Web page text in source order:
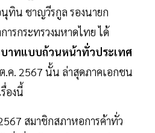
ทิน ชาญวีรกูล รองนายก
ารกระทรวงมหาดไทย ได้
บาทแบบถ้วนหน้าทั่วประเทศ
ค. 2567 นั้น ล่าสุดภาคเอกชน
องนี้
สมาชิกสภาหอการค้าทั่ว